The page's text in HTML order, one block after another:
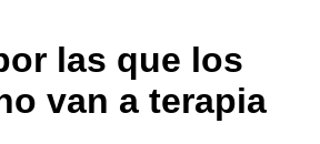
las que los
van a terapia